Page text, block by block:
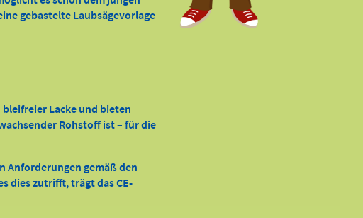
gebastelte Laubsägevorlage
Lacke und bieten
Rohstoff ist – für die
Anforderungen gemäß den
dies zutrifft, trägt das CE-